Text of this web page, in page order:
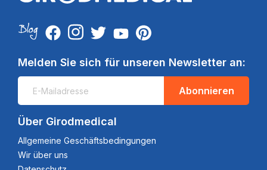
Melden Sie sich für unseren Newsletter an:
Abonnieren
Über Girodmedical
Allgemeine Geschäftsbedingungen
Wir über uns